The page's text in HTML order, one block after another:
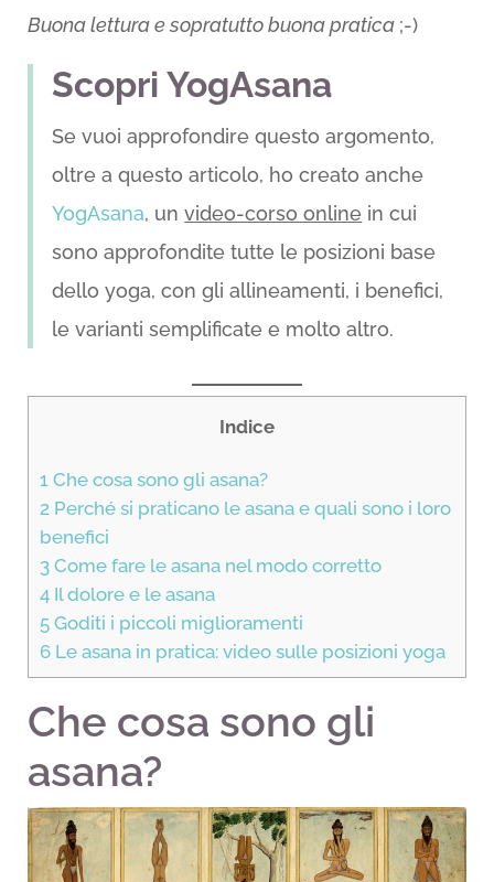
Buona lettura e sopratutto buona pratica ;-)
Scopri YogAsana
Se vuoi approfondire questo argomento,
oltre a questo articolo, ho creato anche
YogAsana, unvideo-corso online in cui
sono approfondite tutte le posizioni base
dello yoga, con gli allineamenti, i benefici,
le varianti semplificate e molto altro.
Indice
1 Che cosa sono gli asana?
2 Perché si praticano le asana e quali sono i loro
benefici
3Come fare le asana nel modo corretto
4Il dolore e le asana
5Goditi i piccoli miglioramenti
6Le asana in pratica: video sulle posizioni yoga
Che cosa sono gli
asana?